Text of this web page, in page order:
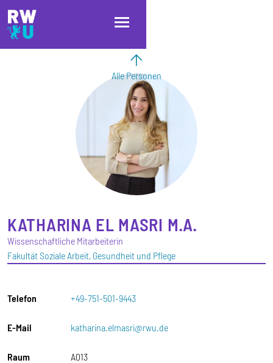
Direkt zum Inhalt
Direkt zur Hauptnavigation
Direkt zum Fußbereich
Alle Personen
KATHARINA EL MASRI M.A.
Wissenschaftliche Mitarbeiterin
Fakultät Soziale Arbeit, Gesundheit und Pflege
Telefon +49-751-501-9443
E-Mail katharina.elmasri@rwu.de
Raum A013